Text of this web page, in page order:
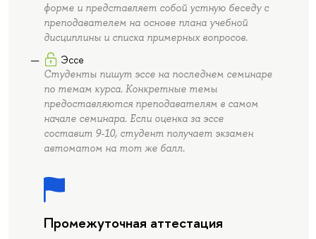
форме и представляет собой устную беседу с
преподавателем на основе плана учебной
дисциплины и списка примерных вопросов.
Эссе
Студенты пишут эссе на последнем семинаре
по темам курса. Конкретные темы
предоставляются преподавателям в самом
начале семинара. Если оценка за эссе
составит 9-10, студент получает экзамен
автоматом на тот же балл.
Промежуточная аттестация